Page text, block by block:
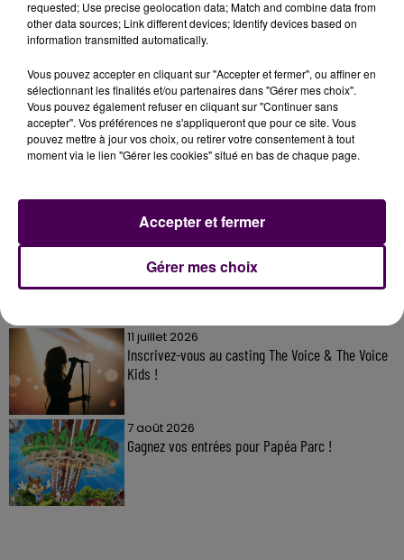
À LA UNE
7 août 2026
Gagnez vos pass pour le V and B Fest' 2026 !
11 juillet 2026
Inscrivez-vous au casting The Voice & The Voice
Kids !
7 août 2026
Gagnez vos entrées pour Papéa Parc !
requested; Use precise geolocation data; Match and combine data from
other data sources; Link different devices; Identify devices based on
information transmitted automatically.
Vous pouvez accepter en cliquant sur "Accepter et fermer", ou affiner en
sélectionnant les finalités et/ou partenaires dans "Gérer mes choix".
Vous pouvez également refuser en cliquant sur "Continuer sans
accepter". Vos préférences ne s'appliqueront que pour ce site. Vous
pouvez mettre à jour vos choix, ou retirer votre consentement à tout
moment via le lien "Gérer les cookies" situé en bas de chaque page.
Gérer mes choix
Accepter et fermer